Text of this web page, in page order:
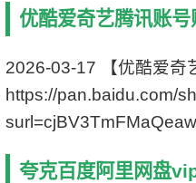
主演：
更新：2021-
影片别名：
优酷爱奇艺腾讯账
2026-03-17 【优酷爱奇
https://pan.baidu.com/
夸克百度阿里网盘